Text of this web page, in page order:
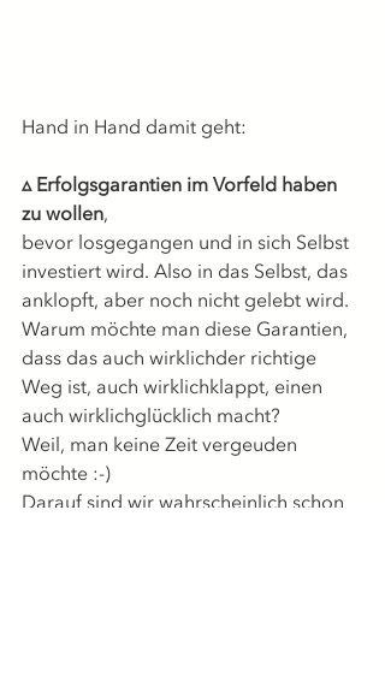
Hand in Hand damit geht:
▵ Erfolgsgarantien im Vorfeld haben
zu wollen,
bevor losgegangen und in sich Selbst
investiert wird. Also in das Selbst, das
anklopft, aber noch nicht gelebt wird.
Warum möchte man diese Garantien,
dass das auch wirklichder richtige
Weg ist, auch wirklichklappt, einen
auch wirklichglücklich macht?
Weil, man keine Zeit vergeuden
möchte :-)
Darauf sind wir wahrscheinlich schon